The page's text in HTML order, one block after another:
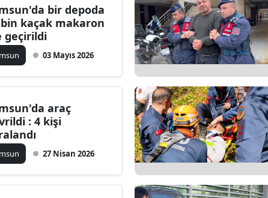
Çorum
Diyarbakır
Erzurum
bir depoda
kaçak makaron
geçirildi
03 Mayıs 2026
araç
: 4 kişi
27 Nisan 2026